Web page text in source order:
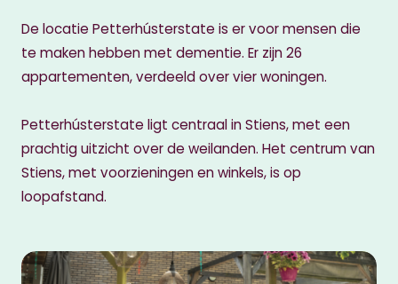
De locatie Petterhústerstate is er voor mensen die
te maken hebben met dementie. Er zijn 26
appartementen, verdeeld over vier woningen.
Petterhústerstate ligt centraal in Stiens, met een
prachtig uitzicht over de weilanden. Het centrum van
Stiens, met voorzieningen en winkels, is op
loopafstand.